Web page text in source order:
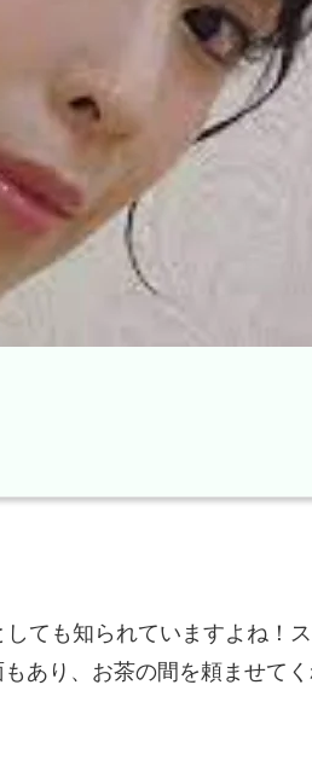
ても知られていますよね！
あり、お茶の間を頼ませて